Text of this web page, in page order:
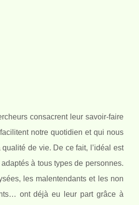
consacrent leur savoir-faire
notre quotidien et qui nous
de vie. De ce fait, l’idéal est
à tous types de personnes.
les malentendants et les non
ont déjà eu leur part grâce à